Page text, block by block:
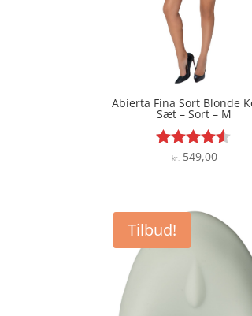
Abierta Fina Sort Blonde
Sæt – Sort – M
Vurderet
kr. 549,00
Tilbud!